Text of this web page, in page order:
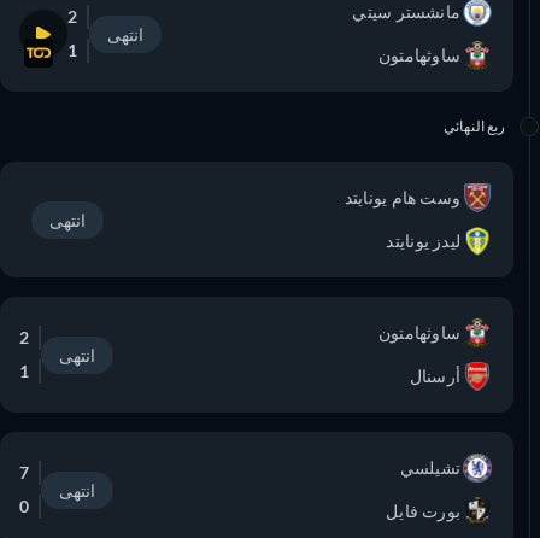
مانشستر سيتي
ساوثهامتون
انتهى
ربع النهائي
وست هام يونايتد
ليدز يونايتد
انتهى
ساوثهامتون
أرسنال
انتهى
تشيلسي
بورت فايل
انتهى